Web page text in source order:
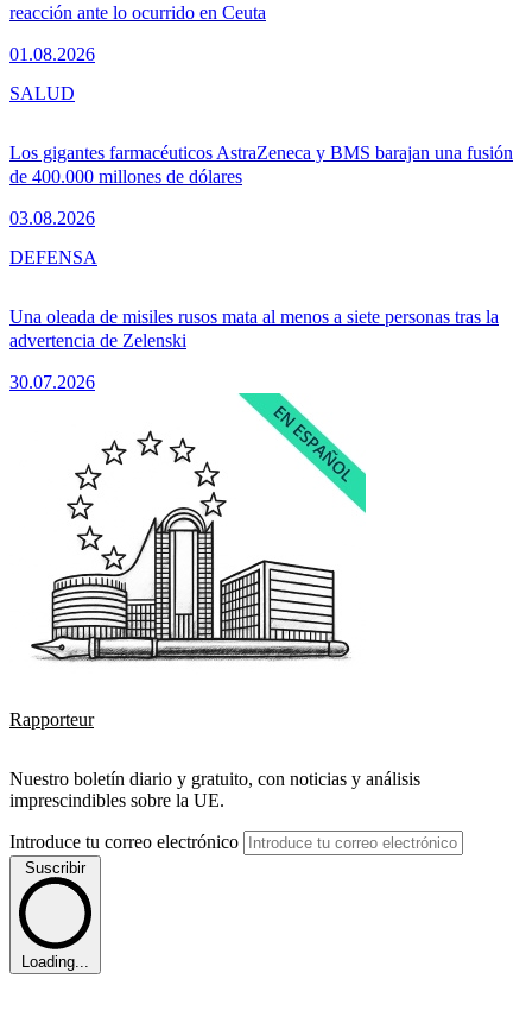
reacción ante lo ocurrido en Ceuta
01.08.2026
Los gigantes farmacéuticos AstraZeneca y BMS barajan una fusión
de 400.000 millones de dólares
03.08.2026
SALUD
Una oleada de misiles rusos mata al menos a siete personas tras la
advertencia de Zelenski
30.07.2026
DEFENSA
Rapporteur
Nuestro boletín diario y gratuito, con noticias y análisis
imprescindibles sobre la UE.
Introduce tu correo electrónico
Suscribir
Loading...